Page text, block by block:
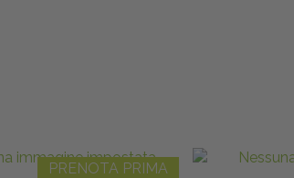
PRENOTA PRIMA